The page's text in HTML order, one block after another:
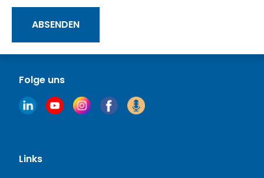
Folge uns
Links
ABSENDEN